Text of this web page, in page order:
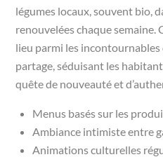
légumes locaux, souvent bio,
renouvelées chaque semaine.
lieu parmi les
partage, séduisant les
quête de nouveauté et
Menus basés sur les
Ambiance intimiste entre
Animations culturelles